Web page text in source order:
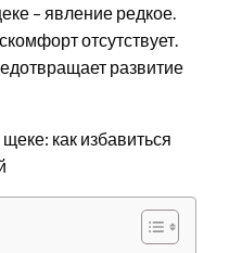
– явление редкое.
отсутствует.
развитие